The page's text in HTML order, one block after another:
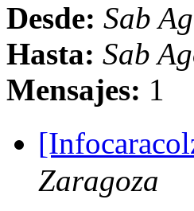
Desde: Sab
Hasta: Sab
Mensajes: 1
Zaragoza